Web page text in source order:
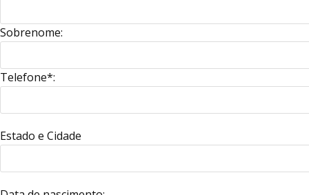
Sobrenome:
Telefone*:
Estado e Cidade